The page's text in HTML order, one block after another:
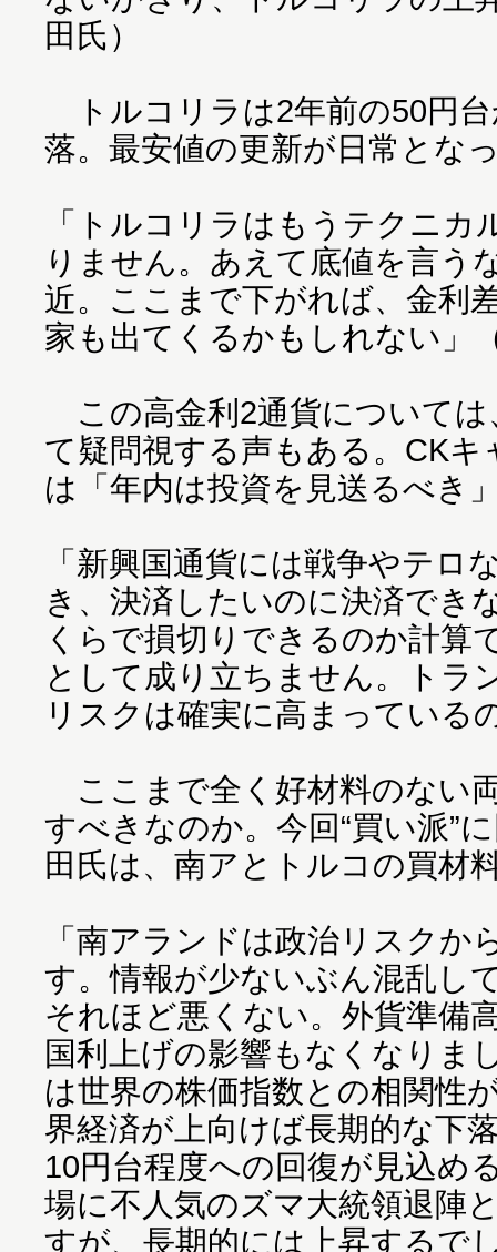
田氏）
トルコリラは2年前の50円
落。最安値の更新が日常とな
「トルコリラはもうテクニカ
りません。あえて底値を言う
近。ここまで下がれば、金利
家も出てくるかもしれない」
この高金利2通貨については
て疑問視する声もある。CK
は「年内は投資を見送るべき
「新興国通貨には戦争やテロ
き、決済したいのに決済でき
くらで損切りできるのか計算
として成り立ちません。トラ
リスクは確実に高まっている
ここまで全く好材料のない
すべきなのか。今回“買い派”
田氏は、南アとトルコの買材
「南アランドは政治リスクか
す。情報が少ないぶん混乱し
それほど悪くない。外貨準備
国利上げの影響もなくなりま
は世界の株価指数との相関性
界経済が上向けば長期的な下
10円台程度への回復が見込め
場に不人気のズマ大統領退陣
すが、長期的には上昇するで